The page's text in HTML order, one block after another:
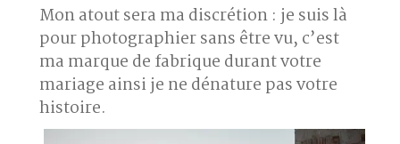
Mon atout sera ma discrétion : je suis là
pour photographier sans être vu, c’est
ma marque de fabrique durant votre
mariage ainsi je ne dénature pas votre
histoire.